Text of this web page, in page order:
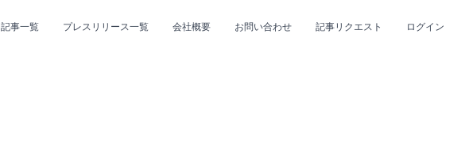
記事一覧 プレスリリース一覧 会社概要 お問い合わせ 記事リクエスト ログイン